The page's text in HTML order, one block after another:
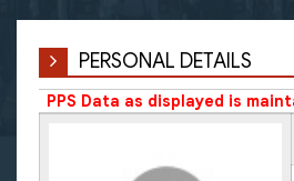
PERSONAL DETAILS
PPS Data as displayed is